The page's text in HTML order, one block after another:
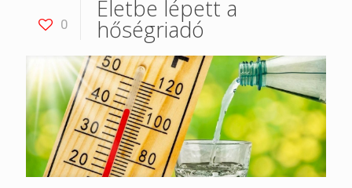
0
Életbe lépett a
hőségriadó